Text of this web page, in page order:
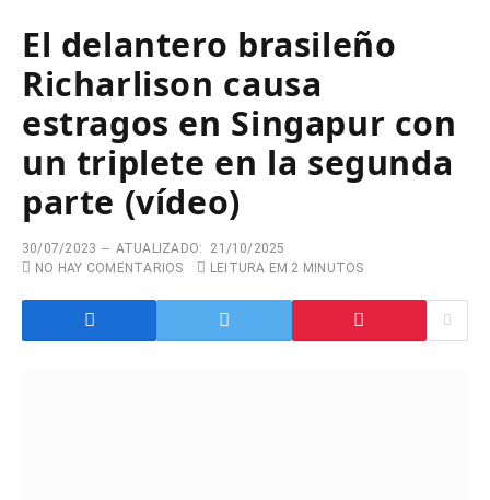
El delantero brasileño
Richarlison causa
estragos en Singapur con
un triplete en la segunda
parte (vídeo)
30/07/2023 ATUALIZADO:
21/10/2025
NO HAY COMENTARIOS
LEITURA EM 2 MINUTOS